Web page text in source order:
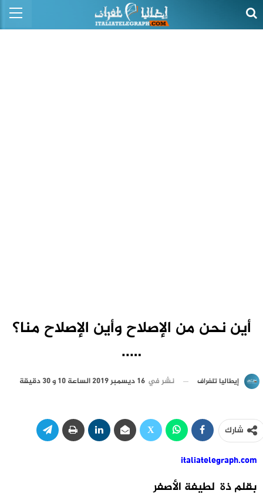
أين نحن من الإصلاح وأين الإصلاح منا؟
…..
إيطاليا تلغراف نشر في 16 ديسمبر 2019 الساعة 10 و 30 دقيقة
شارك
italiatelegraph.com
بقلم ذة لطيفة الأصفر